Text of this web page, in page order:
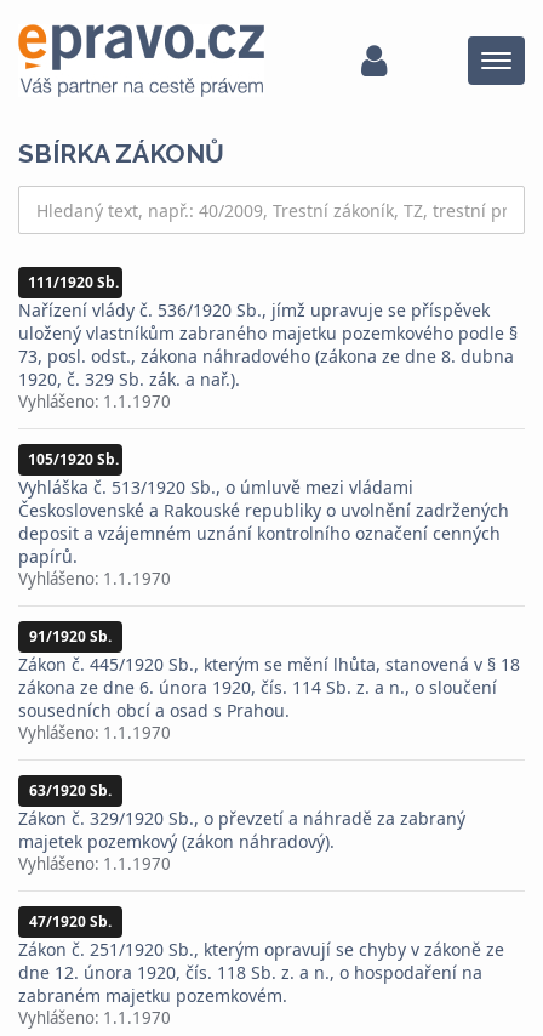
Menu
SBÍRKA ZÁKONŮ
111/1920 Sb.
Nařízení vlády č. 536/1920 Sb., jímž upravuje se příspěvek
uložený vlastníkům zabraného majetku pozemkového podle §
73, posl. odst., zákona náhradového (zákona ze dne 8. dubna
1920, č. 329 Sb. zák. a nař.).
Vyhlášeno: 1.1.1970
105/1920 Sb.
Vyhláška č. 513/1920 Sb., o úmluvě mezi vládami
Československé a Rakouské republiky o uvolnění zadržených
deposit a vzájemném uznání kontrolního označení cenných
papírů.
Vyhlášeno: 1.1.1970
91/1920 Sb.
Zákon č. 445/1920 Sb., kterým se mění lhůta, stanovená v § 18
zákona ze dne 6. února 1920, čís. 114 Sb. z. a n., o sloučení
sousedních obcí a osad s Prahou.
Vyhlášeno: 1.1.1970
63/1920 Sb.
Zákon č. 329/1920 Sb., o převzetí a náhradě za zabraný
majetek pozemkový (zákon náhradový).
Vyhlášeno: 1.1.1970
47/1920 Sb.
Zákon č. 251/1920 Sb., kterým opravují se chyby v zákoně ze
dne 12. února 1920, čís. 118 Sb. z. a n., o hospodaření na
zabraném majetku pozemkovém.
Vyhlášeno: 1.1.1970